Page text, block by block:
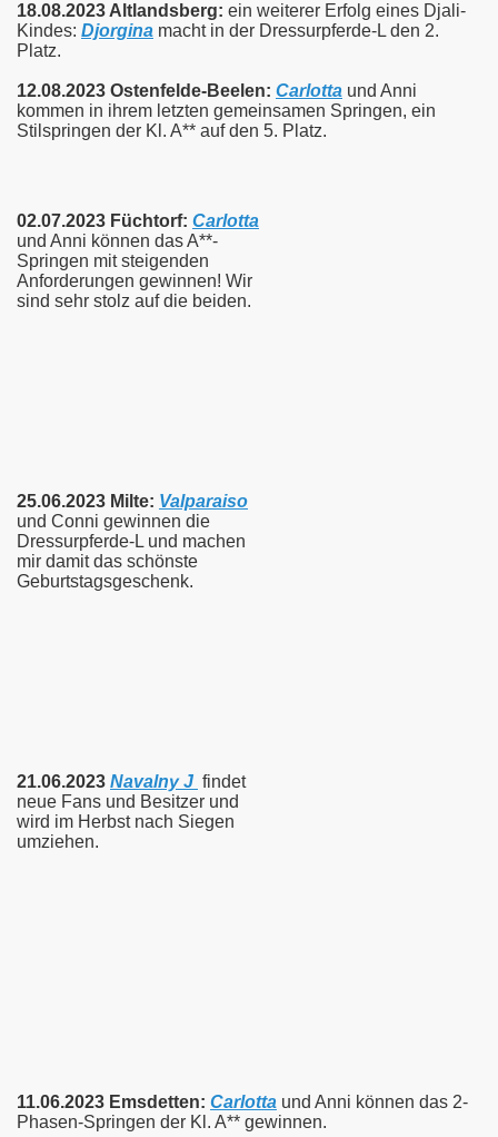
18.08.2023 Altlandsberg: ein weiterer Erfolg eines Djali-
Kindes: Djorgina macht in der Dressurpferde-L den 2.
Platz.
12.08.2023 Ostenfelde-Beelen: Carlotta und Anni
kommen in ihrem letzten gemeinsamen Springen, ein
Stilspringen der Kl. A** auf den 5. Platz.
02.07.2023 Füchtorf: Carlotta
und Anni können das A**-
Springen mit steigenden
Anforderungen gewinnen! Wir
sind sehr stolz auf die beiden.
25.06.2023 Milte: Valparaiso
und Conni gewinnen die
Dressurpferde-L und machen
mir damit das schönste
Geburtstagsgeschenk.
21.06.2023 Navalny J findet
neue Fans und Besitzer und
wird im Herbst nach Siegen
umziehen.
11.06.2023 Emsdetten: Carlotta und Anni können das 2-
Phasen-Springen der Kl. A** gewinnen.